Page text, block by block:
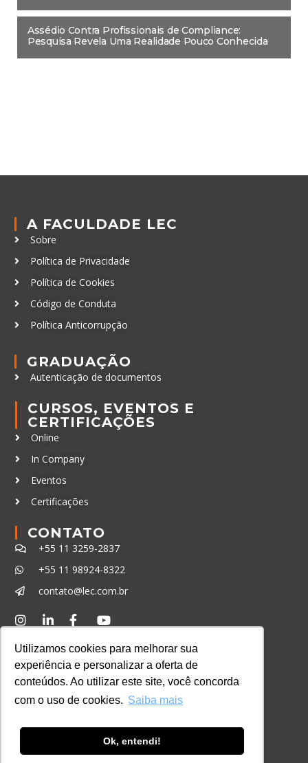
Utilizamos cookies para melhorar sua
experiência e personalizar a oferta de
conteúdos. Ao utilizar este site, você concorda
com o uso de cookies. Saiba mais
Ok, entendi!
Assédio Contra Profissionais de Compliance:
Pesquisa Revela Uma Realidade Pouco Conhecida
A FACULDADE LEC
Sobre
Política de Privacidade
Política de Cookies
Código de Conduta
Política Anticorrupção
GRADUAÇÃO
Autenticação de documentos
CURSOS, EVENTOS E
CERTIFICAÇÕES
Online
In Company
Eventos
Certificações
CONTATO
+55 11 3259-2837
+55 11 98924-8322
contato@lec.com.br
Consulte aqui o cadastro da Instituição no
Sistema e-MEC